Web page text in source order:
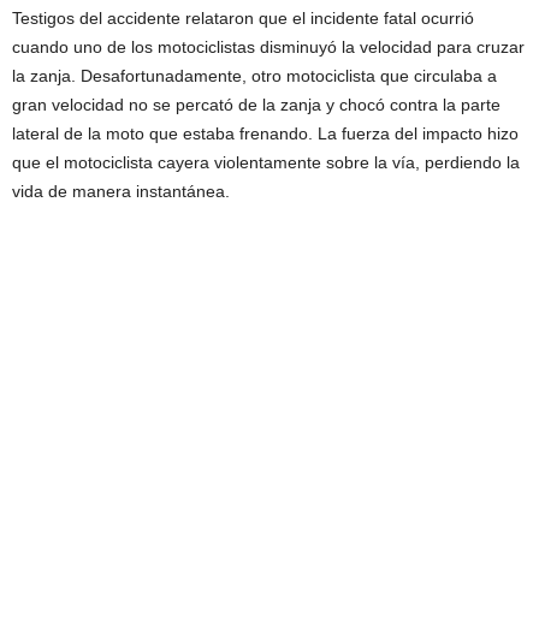
Testigos del accidente relataron que el incidente fatal ocurrió
cuando uno de los motociclistas disminuyó la velocidad para cruzar
la zanja. Desafortunadamente, otro motociclista que circulaba a
gran velocidad no se percató de la zanja y chocó contra la parte
lateral de la moto que estaba frenando. La fuerza del impacto hizo
que el motociclista cayera violentamente sobre la vía, perdiendo la
vida de manera instantánea.